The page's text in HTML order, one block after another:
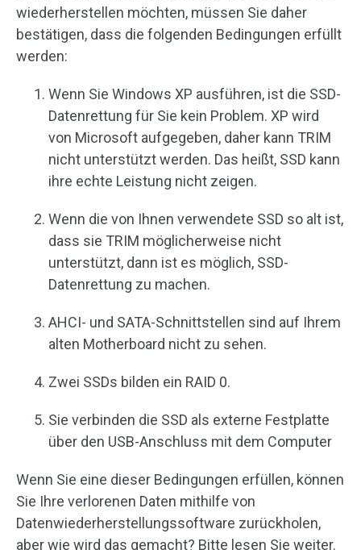
wiederherstellen möchten, müssen Sie daher
bestätigen, dass die folgenden Bedingungen erfüllt
werden:
Wenn Sie Windows XP ausführen, ist die SSD-
Datenrettung für Sie kein Problem. XP wird
von Microsoft aufgegeben, daher kann TRIM
nicht unterstützt werden. Das heißt, SSD kann
ihre echte Leistung nicht zeigen.
Wenn die von Ihnen verwendete SSD so alt ist,
dass sie TRIM möglicherweise nicht
unterstützt, dann ist es möglich, SSD-
Datenrettung zu machen.
AHCI- und SATA-Schnittstellen sind auf Ihrem
alten Motherboard nicht zu sehen.
Zwei SSDs bilden ein RAID 0.
Sie verbinden die SSD als externe Festplatte
über den USB-Anschluss mit dem Computer
Wenn Sie eine dieser Bedingungen erfüllen, können
Sie Ihre verlorenen Daten mithilfe von
Datenwiederherstellungssoftware zurückholen,
aber wie wird das gemacht? Bitte lesen Sie weiter.